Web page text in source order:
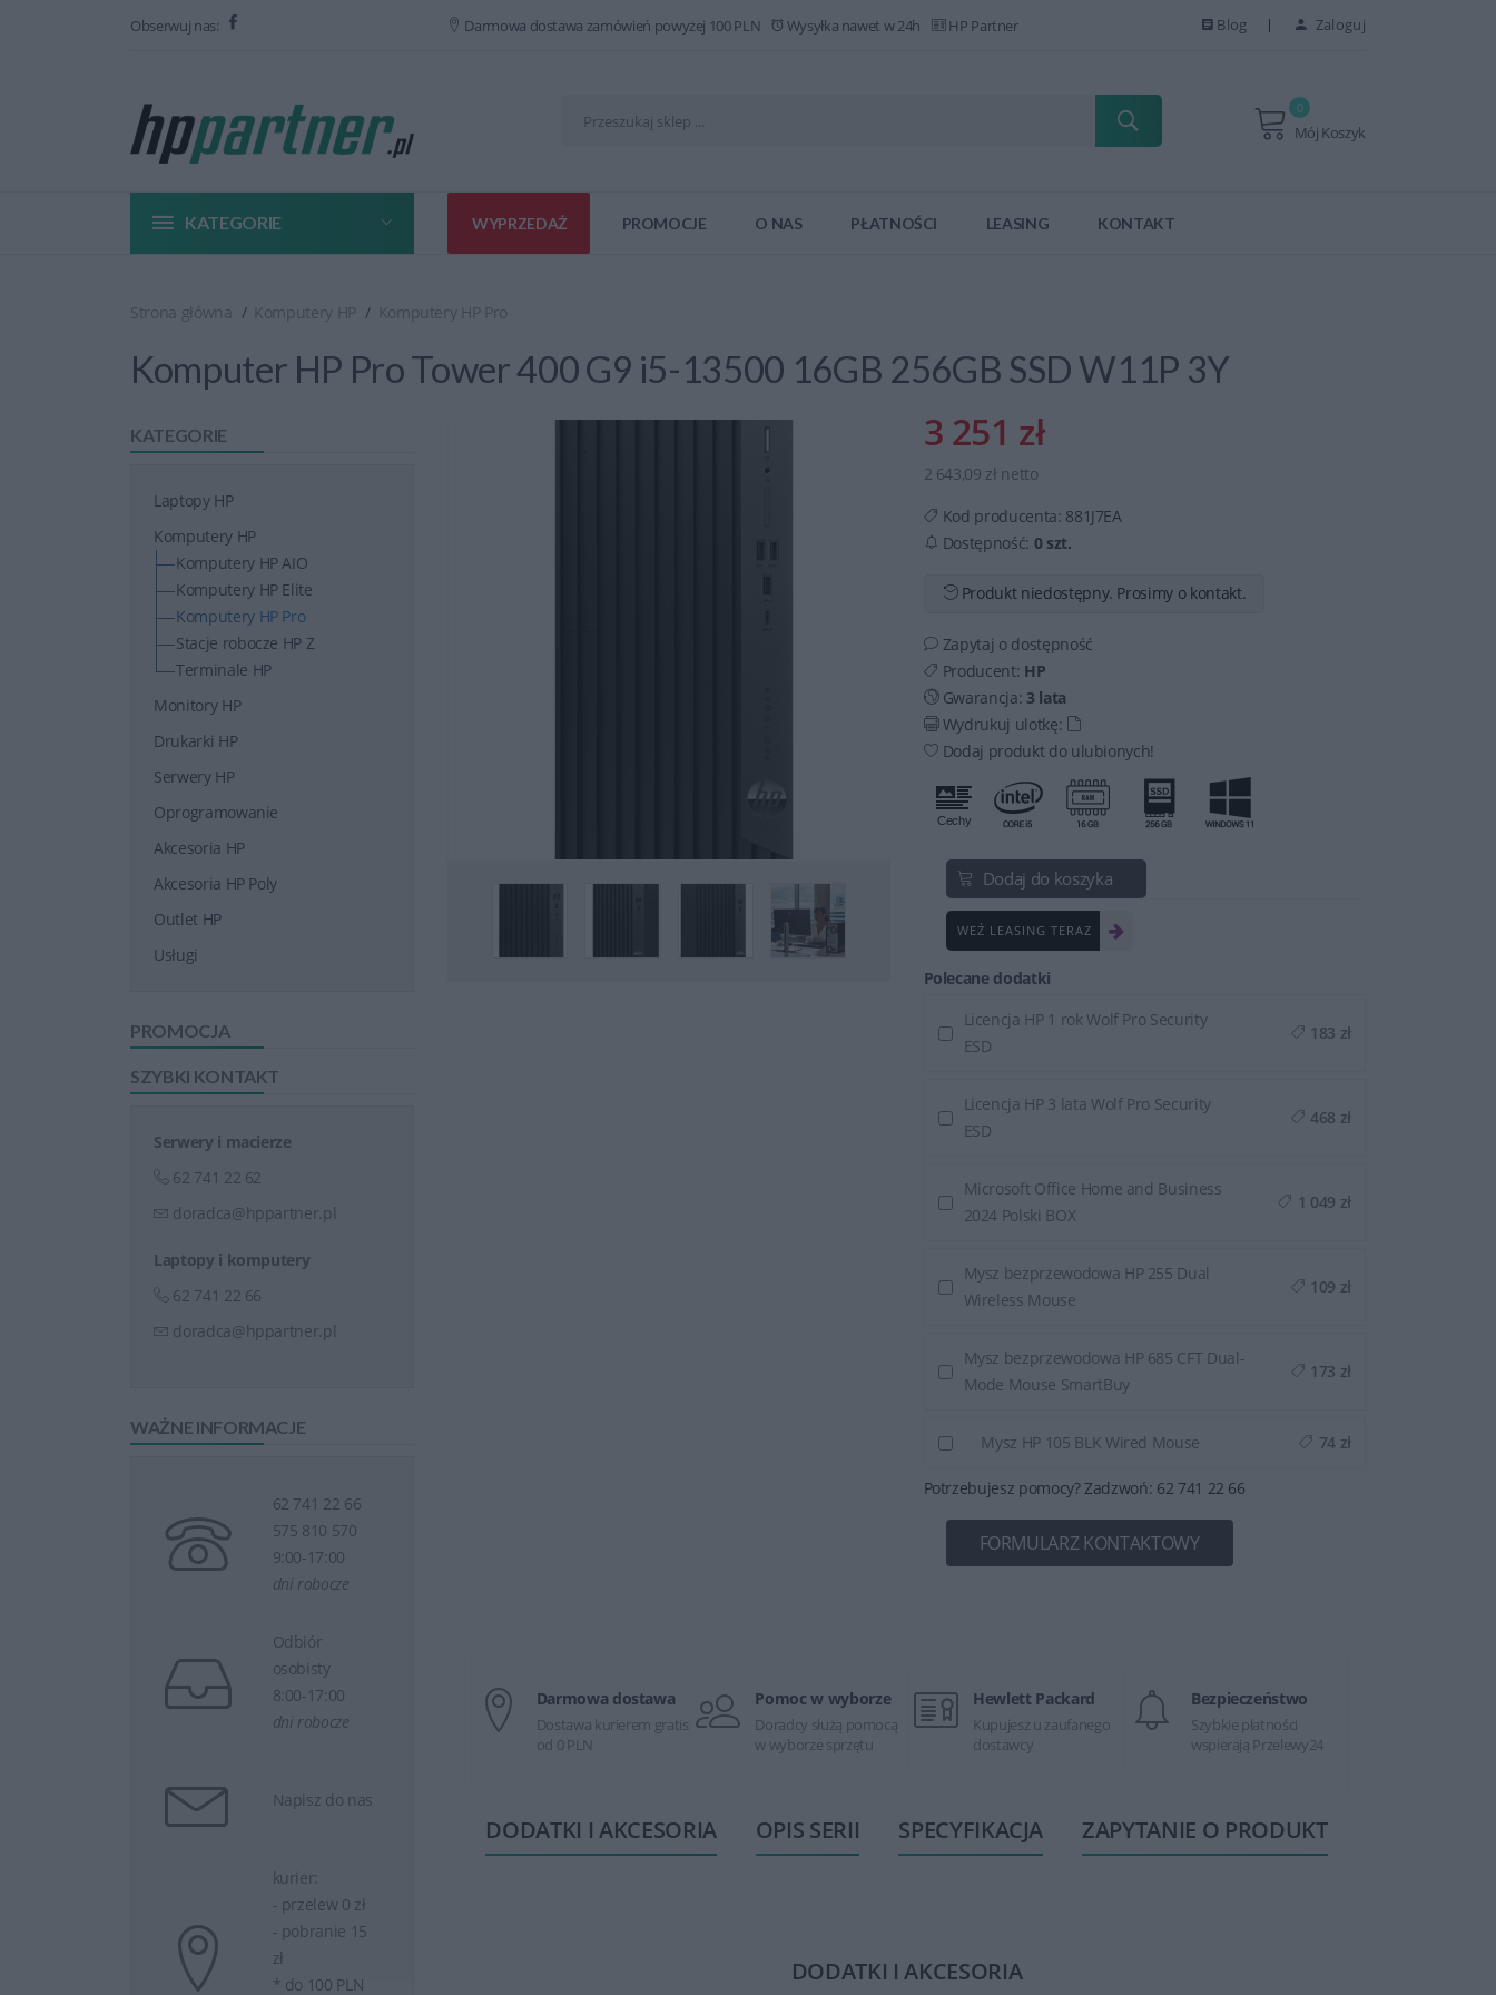
Obserwuj nas: Darmowa dostawa zamówień powyżej 100 PLN Wysyłka nawet w 24h HP Partner Blog Zaloguj
Mój Koszyk
0
KATEGORIE WYPRZEDAŻ PROMOCJE O NAS PŁATNOŚCI LEASING KONTAKT
Strona główna Komputery HP Komputery HP Pro
Komputer HP Pro Tower 400 G9 i5-13500 16GB 256GB SSD W11P 3Y
KATEGORIE
Laptopy HP
Komputery HP
Komputery HP AIO
Komputery HP Elite
Komputery HP Pro
Stacje robocze HP Z
Terminale HP
Monitory HP
Drukarki HP
Serwery HP
Oprogramowanie
Akcesoria HP
Akcesoria HP Poly
Outlet HP
Usługi
PROMOCJA
SZYBKI KONTAKT
Serwery i macierze
62 741 22 62
doradca@hppartner.pl
Laptopy i komputery
62 741 22 66
doradca@hppartner.pl
WAŻNE INFORMACJE
62 741 22 66
575 810 570
9:00-17:00
dni robocze
Odbiór
osobisty
8:00-17:00
dni robocze
Napisz do nas
kurier:
- przelew 0 zł
- pobranie 15
zł
* do 100 PLN
3 251 zł
2 643,09 zł netto
Kod producenta: 881J7EA
Dostępność: 0 szt.
Produkt niedostępny. Prosimy o kontakt.
Zapytaj o dostępność
Producent: HP
Gwarancja: 3 lata
Wydrukuj ulotkę:
Dodaj produkt do ulubionych!
Dodaj do koszyka
WEŹ LEASING TERAZ
Polecane dodatki
Licencja HP 1 rok Wolf Pro Security
ESD
183 zł
Licencja HP 3 lata Wolf Pro Security
ESD
468 zł
Microsoft Office Home and Business
2024 Polski BOX
1 049 zł
Mysz bezprzewodowa HP 255 Dual
Wireless Mouse
109 zł
Mysz bezprzewodowa HP 685 CFT Dual-
Mode Mouse SmartBuy
173 zł
Mysz HP 105 BLK Wired Mouse 74 zł
Potrzebujesz pomocy? Zadzwoń: 62 741 22 66
FORMULARZ KONTAKTOWY
Darmowa dostawa
Dostawa kurierem gratis
od 0 PLN
Pomoc w wyborze
Doradcy służą pomocą
w wyborze sprzętu
Hewlett Packard
Kupujesz u zaufanego
dostawcy
Bezpieczeństwo
Szybkie płatności
wspierają Przelewy24
DODATKI I AKCESORIA OPIS SERII SPECYFIKACJA ZAPYTANIE O PRODUKT
DODATKI I AKCESORIA